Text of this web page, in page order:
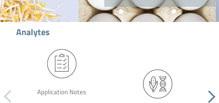
Analytes
Application Notes